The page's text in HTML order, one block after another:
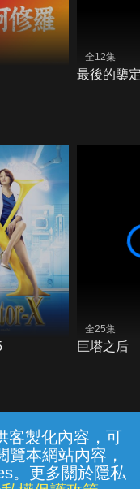
客製化內容，可
本網站內容，
。更多關於隱私
全12集
最後的鑒
全25集
巨塔之后
款 隱私權保護